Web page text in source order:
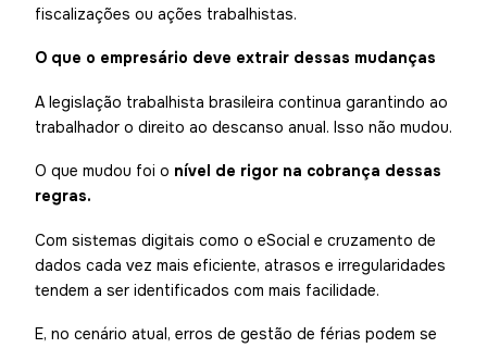
fiscalizações ou ações trabalhistas.
O que o empresário deve extrair dessas mudanças
A legislação trabalhista brasileira continua garantindo ao
trabalhador o direito ao descanso anual. Isso não mudou.
O que mudou foi o nível de rigor na cobrança dessas
regras.
Com sistemas digitais como o eSocial e cruzamento de
dados cada vez mais eficiente, atrasos e irregularidades
tendem a ser identificados com mais facilidade.
E, no cenário atual, erros de gestão de férias podem se